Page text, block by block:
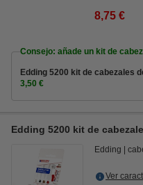
8,75 €
Consejo: añade un kit de
Edding 5200 kit de cabezales
3,50 €
Edding 5200 kit de
Edding
Ver